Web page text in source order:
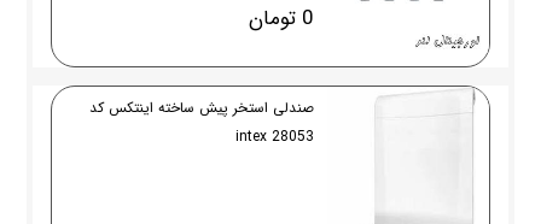
0 تومان
صندلی استخر پیش ساخته اینتکس کد
28053 intex